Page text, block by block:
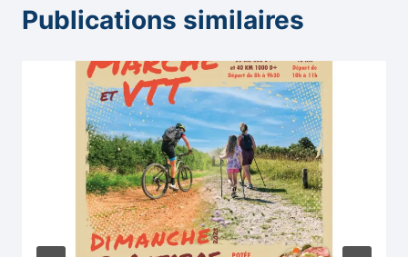
Publications similaires